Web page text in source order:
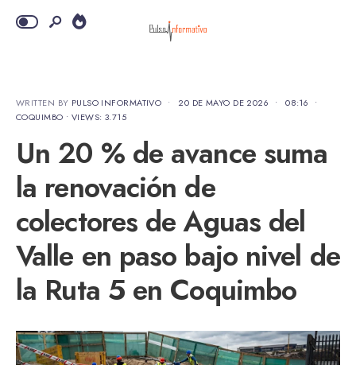
WRITTEN BY PULSO INFORMATIVO • 20 DE MAYO DE 2026 • 08:16
•
COQUIMBO • VIEWS: 3.715
Un 20 % de avance suma
la renovación de
colectores de Aguas del
Valle en paso bajo nivel de
la Ruta 5 en Coquimbo